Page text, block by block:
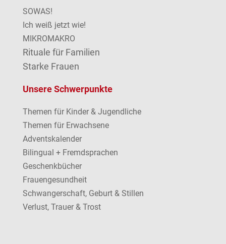
SOWAS!
Ich weiß jetzt wie!
MIKROMAKRO
Rituale für Familien
Starke Frauen
Unsere Schwerpunkte
Themen für Kinder & Jugendliche
Themen für Erwachsene
Adventskalender
Bilingual + Fremdsprachen
Geschenkbücher
Frauengesundheit
Schwangerschaft, Geburt & Stillen
Verlust, Trauer & Trost